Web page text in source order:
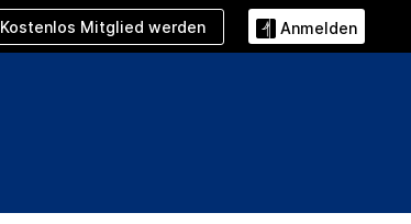
Kostenlos Mitglied werden Anmelden